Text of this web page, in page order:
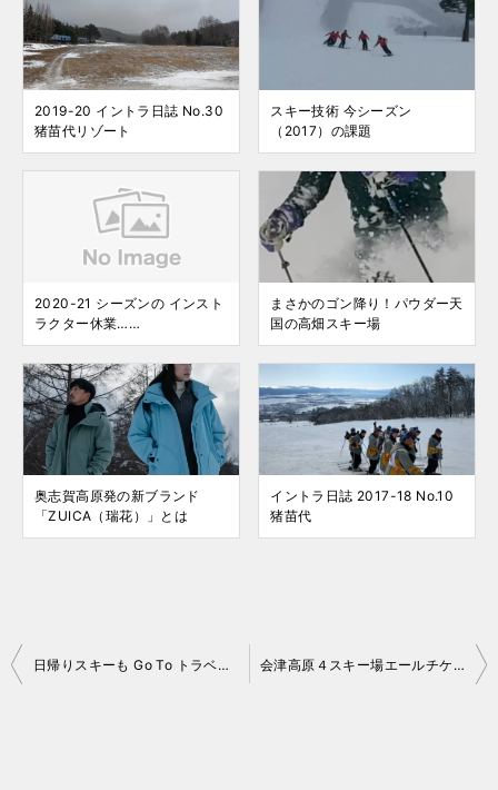
2019-20 イントラ日誌 No.30
猪苗代リゾート
スキー技術 今シーズン
（2017）の課題
2020-21 シーズンの インスト
ラクター休業……
まさかのゴン降り！パウダー天
国の高畑スキー場
奥志賀高原発の新ブランド
「ZUICA（瑞花）」とは
イントラ日誌 2017-18 No.10
猪苗代
投
日帰りスキーも Go To トラベルで！ 会津高原４スキー場エールチケット2021